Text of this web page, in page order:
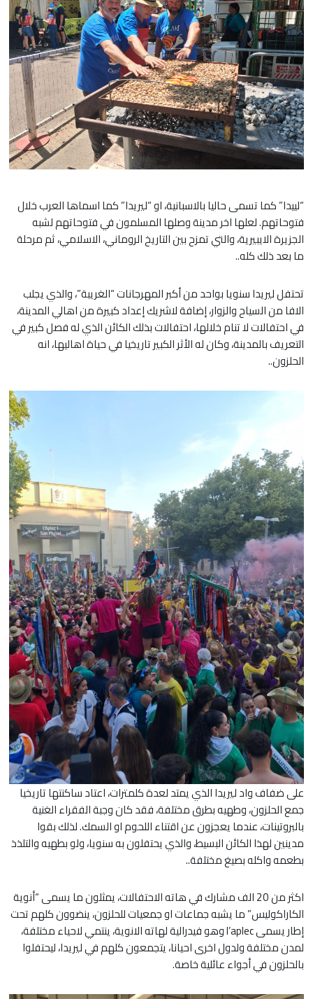
“لييدا” كما تسمى حاليا بالاسبانية، او “ليريدا” كما اسماها العرب خلال
فتوحاتهم. لعلها اخر مدينة وصلها المسلمون في فتوحاتهم لشبه
الجزيرة الايبيرية، والتي تمزح بين التاريخ الروماني، الاسلامي، ثم مرحلة
ما بعد ذلك كله..
تحتفل ليريدا سنويا بواحد من أكبر المهرجانات “الغريبة”، والذي يجلب
الافا من السياح والزوار، إضافة لاشريك إعداد كبيرة من اهالي المدينة،
في احتفالات لا تنام خلالها، احتفالات بذلك الكائن الذي له فصل كبير في
التعريف بالمدينة، وكان له الأثر الكبير تاريخيا في حياة اهاليها، انه
الحلزون..
على ضفاف واد ليريدا الذي يمتد لعدة كلمترات، اعتاد ساكنتها تاريخيا
جمع الحلزون، وطهيه بطرق مختلفة، فقد كان وجبة الفقراء الغنية
بالبروتينات، عندما يعجزون عن اقتناء اللحوم او السمك. لذلك بقوا
مدينين لهذا الكائن البسيط، والذي يحتفلون به سنويا، ولو بطهيه والتلذذ
بطعمه واكله بصيغ مختلفة..
اكثر من 20 الف مشارك في هاته الاحتفالات، يمثلون ما يسمى “أنوية
الكاراكوليس” ما يشبه جماعات او جمعيات للحلزون، ينضوون كلهم تحت
إطار يسمى l’aplec وهو فيدرالية لهاته الانوية، ينتمي لاحياء مختلفة،
لمدن مختلفة ولدول اخرى احيانا، يتجمعون كلهم في ليريدا، ليحتفلوا
بالحلزون في أجواء عائلية خاصة.